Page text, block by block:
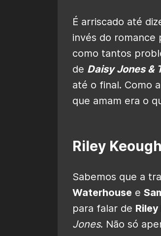
É arriscado até
invés do romance
como tantos
de Daisy Jones &
até o final. Como
que amam era o
Riley
Sabemos que a
Waterhouse e
para falar de
Jones. Não só